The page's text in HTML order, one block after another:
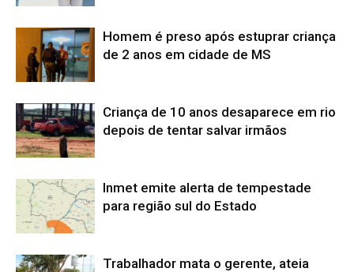
Homem é preso após estuprar criança
de 2 anos em cidade de MS
Criança de 10 anos desaparece em rio
depois de tentar salvar irmãos
Inmet emite alerta de tempestade
para região sul do Estado
Trabalhador mata o gerente, ateia